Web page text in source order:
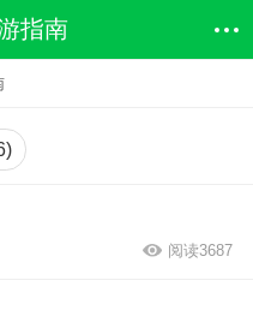
指南
阅读3687